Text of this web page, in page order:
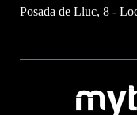
Posada de Lluc, 8 -